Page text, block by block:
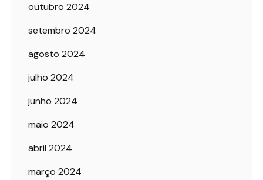
outubro 2024
setembro 2024
agosto 2024
julho 2024
junho 2024
maio 2024
abril 2024
março 2024